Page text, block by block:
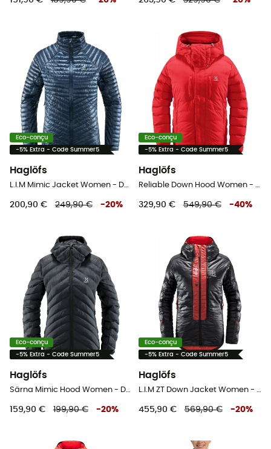
Eco-conçu
-5% Extra - Code Summer5
Haglöfs
L.I.M Mimic Jacket Women - Doudoune femme
200,90 € 249,90 € -20%
Eco-conçu
-5% Extra - Code Summer5
Haglöfs
Reliable Down Hood Women - Doudoune femme
329,90 € 549,90 € -40%
Eco-conçu
-5% Extra - Code Summer5
Haglöfs
Särna Mimic Hood Women - Doudoune femme
159,90 € 199,90 € -20%
Eco-conçu
-5% Extra - Code Summer5
Haglöfs
L.I.M ZT Down Jacket Women - Doudoune femme
455,90 € 569,90 € -20%